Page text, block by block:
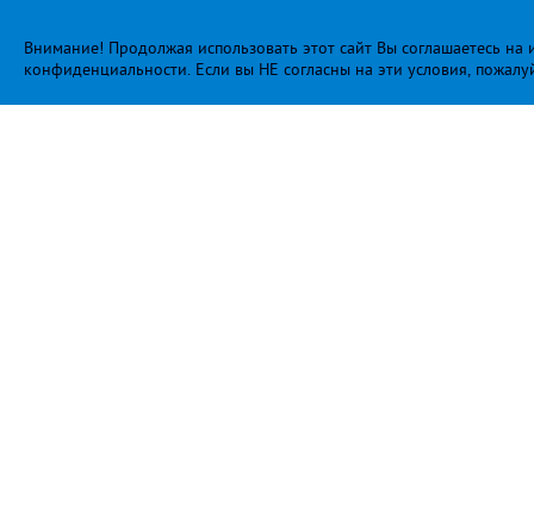
Внимание! Продолжая использовать этот сайт Вы соглашаетесь
конфиденциальности. Если вы НЕ согласны на эти условия,